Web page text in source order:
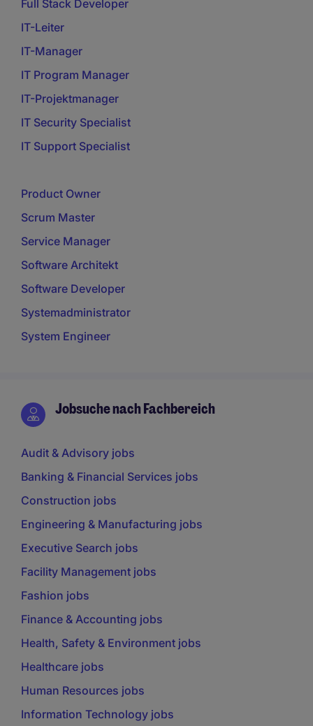
Full Stack Developer
IT-Leiter
IT-Manager
IT Program Manager
IT-Projektmanager
IT Security Specialist
IT Support Specialist
Product Owner
Scrum Master
Service Manager
Software Architekt
Software Developer
Systemadministrator
System Engineer
Jobsuche nach Fachbereich
Audit & Advisory jobs
Banking & Financial Services jobs
Construction jobs
Engineering & Manufacturing jobs
Executive Search jobs
Facility Management jobs
Fashion jobs
Finance & Accounting jobs
Health, Safety & Environment jobs
Healthcare jobs
Human Resources jobs
Information Technology jobs